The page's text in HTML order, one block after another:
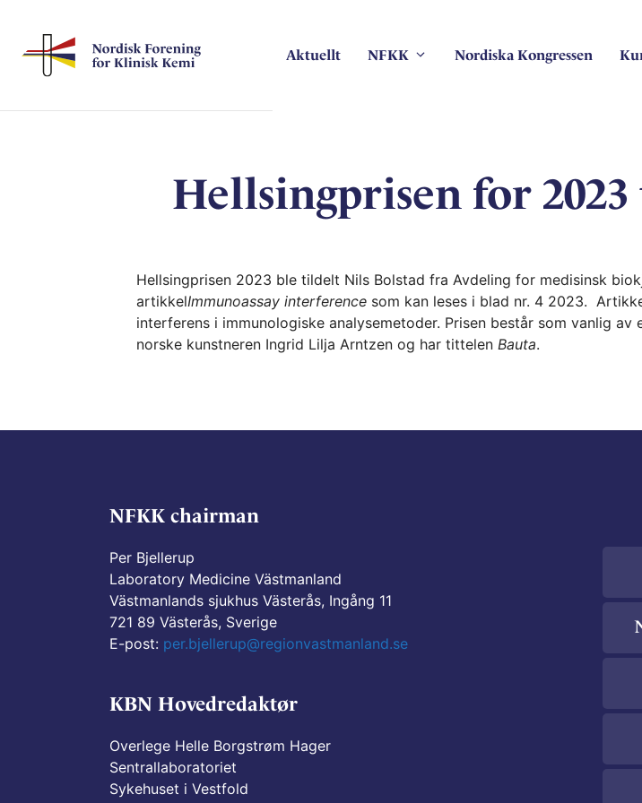
content
Aktuellt NFKK Nordiska Kongressen
Hellsingprisen for
Hellsingprisen 2023 ble tildelt Nils Bolstad fra Avdeling for medisinsk
artikkelImmunoassay interference som kan leses i blad nr. 4 2023.
interferens i immunologiske analysemetoder. Prisen består som vanlig
norske kunstneren Ingrid Lilja Arntzen og har tittelen Bauta.
NFKK chairman
Per Bjellerup
Laboratory Medicine Västmanland
Västmanlands sjukhus Västerås, Ingång 11
721 89 Västerås, Sverige
E-post: per.bjellerup@regionvastmanland.se
KBN Hovedredaktør
Overlege Helle Borgstrøm Hager
Sentrallaboratoriet
Sykehuset i Vestfold